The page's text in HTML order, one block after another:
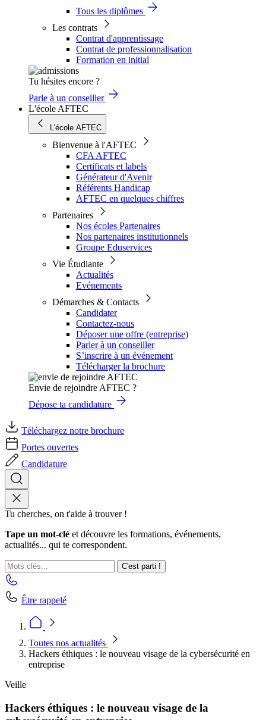
Tous les diplômes
Les contrats
Contrat d'apprentissage
Contrat de professionnalisation
Formation en initial
Tu hésites encore ?
Parle à un conseiller
L'école AFTEC
L'école AFTEC
Bienvenue à l'AFTEC
CFA AFTEC
Certificats et labels
Générateur d'Avenir
Référents Handicap
AFTEC en quelques chiffres
Partenaires
Nos écoles Partenaires
Nos partenaires institutionnels
Groupe Eduservices
Vie Étudiante
Actualités
Evénements
Démarches & Contacts
Candidater
Contactez-nous
Déposer une offre (entreprise)
Parler à un conseiller
S’inscrire à un événement
Télécharger la brochure
Envie de rejoindre AFTEC ?
Dépose ta candidature
Téléchargez notre brochure
Portes ouvertes
Candidature
Tu cherches, on t'aide à trouver !
Tape un mot-clé et découvre les formations, événements,
actualités... qui te correspondent.
C'est parti !
Être rappelé
Toutes nos actualités
Hackers éthiques : le nouveau visage de la cybersécurité en
entreprise
Veille
Hackers éthiques : le nouveau visage de la